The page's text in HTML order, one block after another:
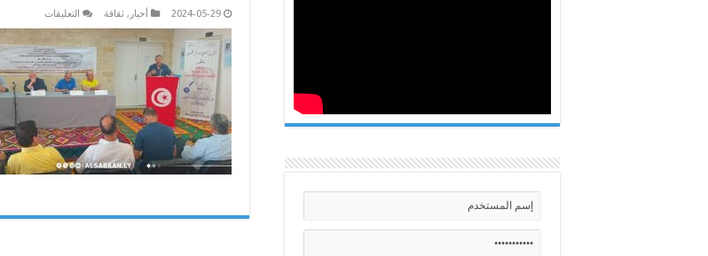
2024-05-29 أخبار , ثقافة التعليقات
قرطاج
إلى
الجليل
مغلقة